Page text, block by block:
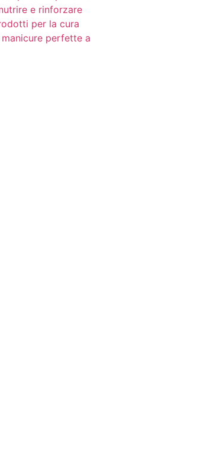
e rinforzare
per la cura
perfette a